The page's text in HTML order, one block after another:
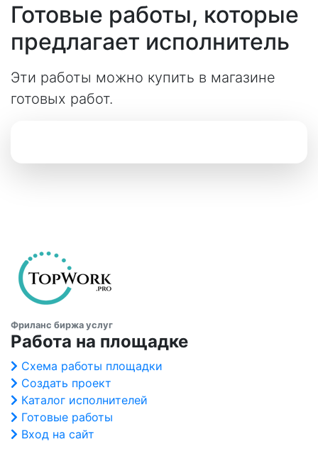
Готовые работы, которые
предлагает исполнитель
Эти работы можно купить в магазине
готовых работ.
Фриланс биржа услуг
Работа на площадке
Схема работы площадки
Создать проект
Каталог исполнителей
Готовые работы
Вход на сайт